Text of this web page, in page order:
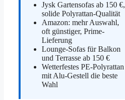
Jysk Gartensofas ab 150 €,
solide Polyrattan-Qualität
Amazon: mehr Auswahl,
oft günstiger, Prime-
Lieferung
Lounge-Sofas für Balkon
und Terrasse ab 150 €
Wetterfestes PE-Polyrattan
mit Alu-Gestell die beste
Wahl